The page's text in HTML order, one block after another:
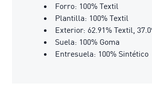
Forro: 100% Textil
Plantilla: 100% Textil
Exterior: 62.91% Textil,
Suela: 100% Goma
Entresuela: 100% Sintético